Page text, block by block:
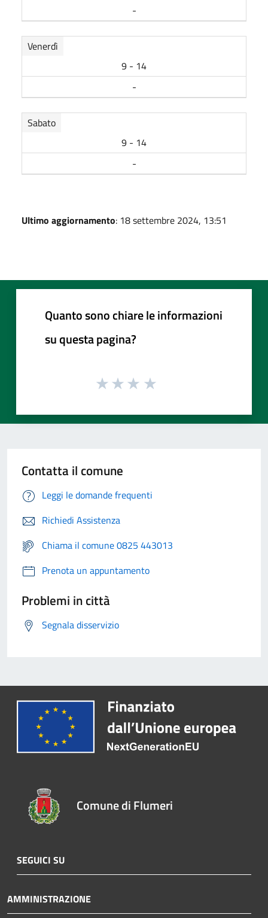
-
Venerdì
9 - 14
-
Sabato
9 - 14
-
Ultimo aggiornamento: 18 settembre 2024, 13:51
Quanto sono chiare le informazioni
su questa pagina?
Contatta il comune
Leggi le domande frequenti
Richiedi Assistenza
Chiama il comune 0825 443013
Prenota un appuntamento
Problemi in città
Segnala disservizio
Comune di Flumeri
SEGUICI SU
AMMINISTRAZIONE